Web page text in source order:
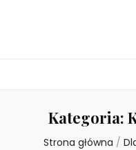
Kategoria:
Strona główna /